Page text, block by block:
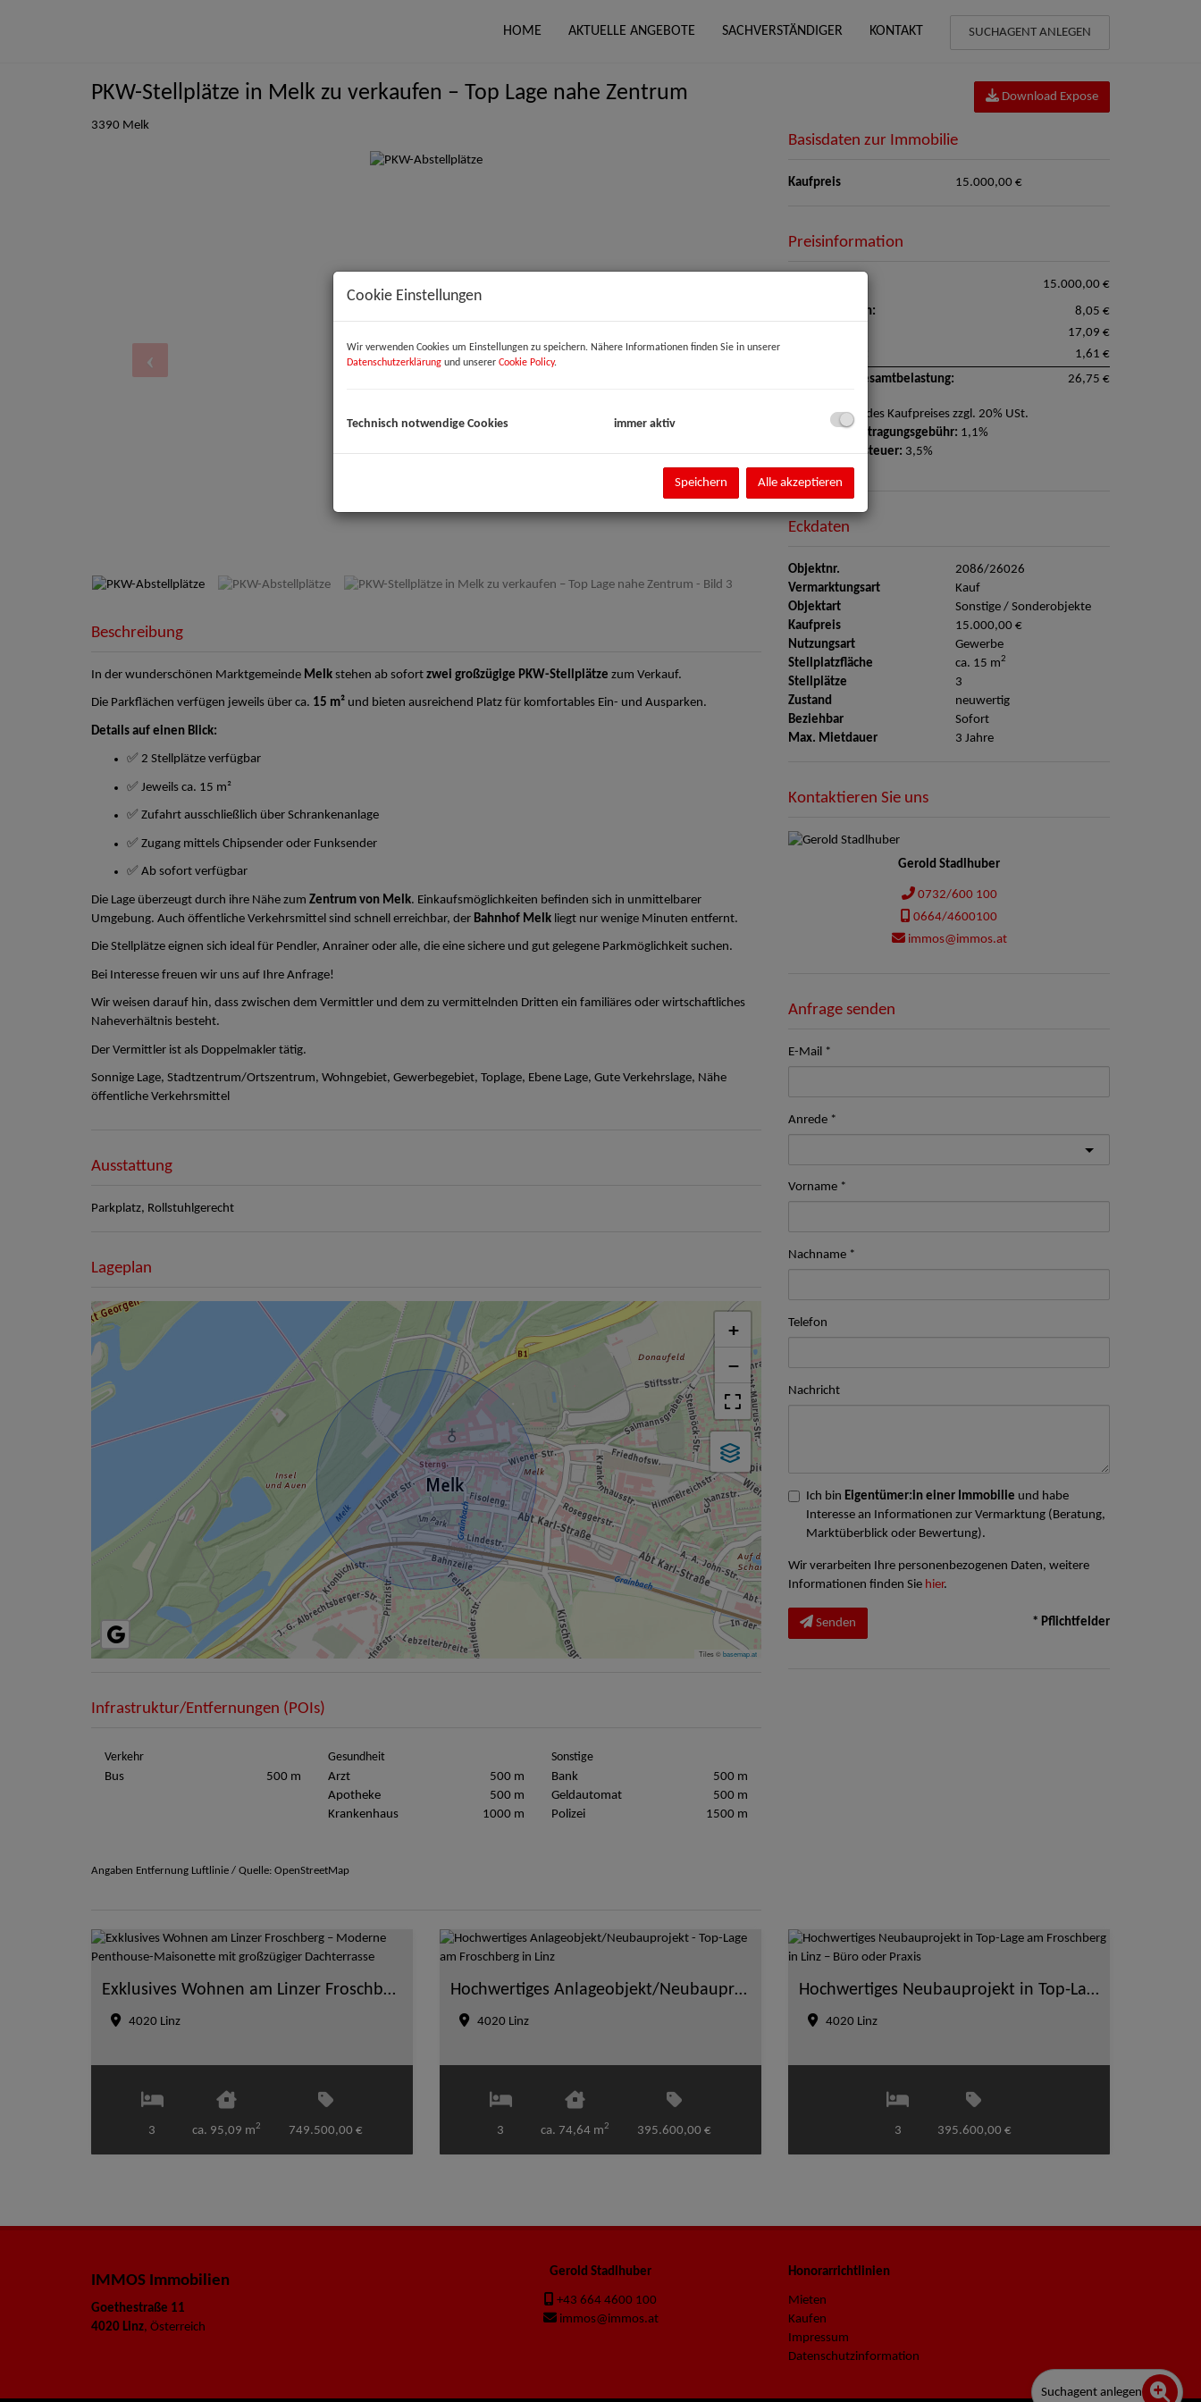
HOME AKTUELLE ANGEBOTE SACHVERSTÄNDIGER KONTAKT SUCHAGENT ANLEGEN
PKW-Stellplätze in Melk zu verkaufen – Top Lage nahe Zentrum
3390 Melk
Beschreibung
In der wunderschönen Marktgemeinde Melk stehen ab sofort zwei großzügige PKW-Stellplätze zum Verkauf.
Die Parkflächen verfügen jeweils über ca. 15 m² und bieten ausreichend Platz für komfortables Ein- und Ausparken.
Details auf einen Blick:
✅ 2 Stellplätze verfügbar
✅ Jeweils ca. 15 m²
✅ Zufahrt ausschließlich über Schrankenanlage
✅ Zugang mittels Chipsender oder Funksender
✅ Ab sofort verfügbar
Die Lage überzeugt durch ihre Nähe zum Zentrum von Melk. Einkaufsmöglichkeiten befinden sich in unmittelbarer
Umgebung. Auch öffentliche Verkehrsmittel sind schnell erreichbar, der Bahnhof Melk liegt nur wenige Minuten entfernt.
Die Stellplätze eignen sich ideal für Pendler, Anrainer oder alle, die eine sichere und gut gelegene Parkmöglichkeit suchen.
Bei Interesse freuen wir uns auf Ihre Anfrage!
Wir weisen darauf hin, dass zwischen dem Vermittler und dem zu vermittelnden Dritten ein familiäres oder wirtschaftliches
Naheverhältnis besteht.
Der Vermittler ist als Doppelmakler tätig.
Sonnige Lage, Stadtzentrum/Ortszentrum, Wohngebiet, Gewerbegebiet, Toplage, Ebene Lage, Gute Verkehrslage, Nähe
öffentliche Verkehrsmittel
Ausstattung
Parkplatz Rollstuhlgerecht
Lageplan
+
−
Tiles ©basemap.at
Infrastruktur/Entfernungen (POIs)
Verkehr
Bus
500 m
Gesundheit
Arzt
500 m
Apotheke
500 m
Krankenhaus
1000 m
Sonstige
Bank
500 m
Geldautomat
500 m
Polizei
1500 m
Angaben Entfernung Luftlinie / Quelle: OpenStreetMap
Download Expose
Basisdaten zur Immobilie
Kaufpreis 15.000,00 €
Preisinformation
15.000,00 €
Betriebskosten:
8,05 €
17,09 €
1,61 €
monatliche Gesamtbelastung:
26,75 €
Provision: 3% des Kaufpreises zzgl. 20% USt.
Grundbucheintragungsgebühr: 1,1%
Grunderwerbsteuer: 3,5%
Eckdaten
Objektnr.
2086/26026
Vermarktungsart
Kauf
Objektart
Sonstige / Sonderobjekte
Kaufpreis
15.000,00 €
Nutzungsart
Gewerbe
Stellplatzfläche
ca. 15 m2
Stellplätze
3
Zustand
neuwertig
Beziehbar
Sofort
Max. Mietdauer
3 Jahre
Kontaktieren Sie uns
Gerold Stadlhuber
0732/600 100
0664/4600100
immos@immos.at
Anfrage senden
E-Mail
Anrede
Vorname
Nachname
Telefon
Nachricht
Ich bin Eigentümer:in einer Immobilie und habe
Interesse an Informationen zur Vermarktung (Beratung,
Marktüberblick oder Bewertung).
Wir verarbeiten Ihre personenbezogenen Daten, weitere
Informationen finden Sie hier.
Senden * Pflichtfelder
Exklusives Wohnen am Linzer Froschberg – Moderne Penthouse-Maisonette mit großzügiger Dachterrasse
4020 Linz
3 ca. 95,09 m2 749.500,00 €
Hochwertiges Anlageobjekt/Neubauprojekt - Top-Lage am Froschberg in Linz
4020 Linz
3 ca. 74,64 m2 395.600,00 €
Hochwertiges Neubauprojekt in Top-Lage am Froschberg in Linz – Büro oder Praxis
4020 Linz
3 395.600,00 €
IMMOS Immobilien
Goethestraße 11
4020 Linz, Österreich
Gerold Stadlhuber
+43 664 4600 100
immos@immos.at
Honorarrichtlinien
Mieten
Kaufen
Impressum
Datenschutzinformation
Suchagent anlegen
Cookie Einstellungen
Wir verwenden Cookies um Einstellungen zu speichern. Nähere Informationen finden Sie in unserer
Datenschutzerklärung und unserer Cookie Policy.
Technisch notwendige Cookies immer aktiv
Speichern Alle akzeptieren